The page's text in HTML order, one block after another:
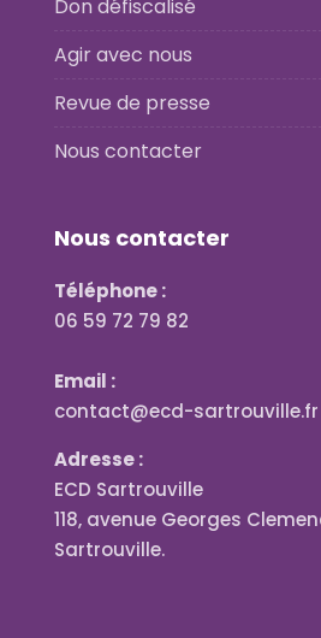
Don défiscalisé
Agir avec nous
Revue de presse
Nous contacter
Nous contacter
Téléphone :
06 59 72 79 82
Email :
contact@ecd-sartrouville.fr
Adresse :
ECD Sartrouville
118, avenue Georges
Sartrouville.